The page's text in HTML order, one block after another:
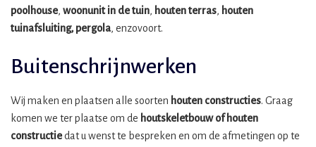
poolhouse, woonunit in de tuin, houten terras, houten
tuinafsluiting, pergola, enzovoort.
Buitenschrijnwerken
Wij maken en plaatsen alle soorten houten constructies. Graag
komen we ter plaatse om de houtskeletbouw of houten
constructiedat u wenst te bespreken en om de afmetingen op te